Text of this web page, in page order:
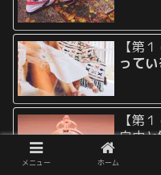
【第
って
【第
自由
メニュー ホーム